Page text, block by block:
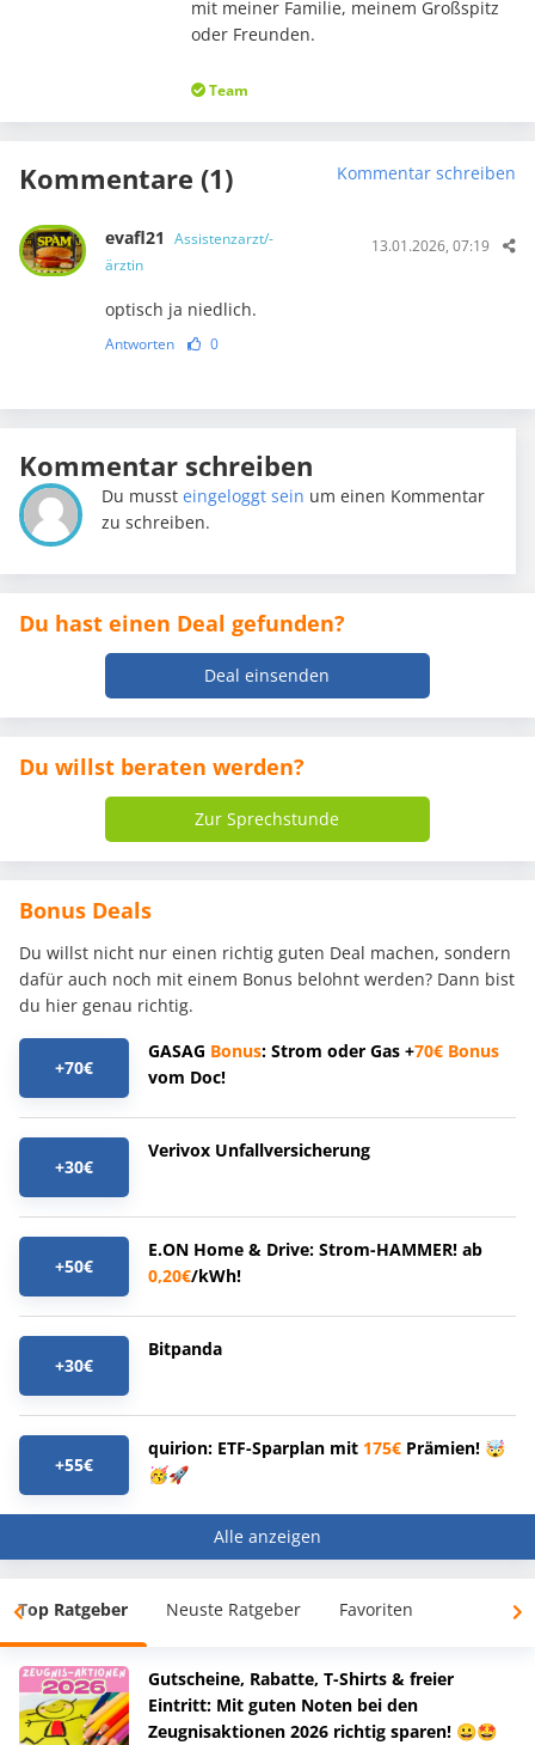
mit meiner Familie, meinem Großspitz
oder Freunden.
Team
Kommentare (1) Kommentar schreiben
evafl21 Assistenzarzt/-
ärztin
13.01.2026, 07:19
optisch ja niedlich.
Antworten 0
Kommentar schreiben
Du mussteingeloggt sein um einen Kommentar
zu schreiben.
Du hast einen Deal gefunden?
Deal einsenden
Du willst beraten werden?
Zur Sprechstunde
Bonus Deals
Du willst nicht nur einen richtig guten Deal machen, sondern
dafür auch noch mit einem Bonus belohnt werden? Dann bist
du hier genau richtig.
+70€
GASAG Bonus: Strom oder Gas +70€ Bonus
vom Doc!
+30€
Verivox Unfallversicherung
+50€
E.ON Home & Drive: Strom-HAMMER! ab
0,20€/kWh!
+30€
Bitpanda
+55€
quirion: ETF-Sparplan mit 175€ Prämien! 🤯
🥳🚀
Alle anzeigen
Top Ratgeber Neuste Ratgeber Favoriten
Gutscheine, Rabatte, T-Shirts & freier
Eintritt: Mit guten Noten bei den
Zeugnisaktionen 2026 richtig sparen! 😀🤩